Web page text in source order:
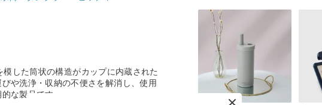
とが多く、飲み物を吸い上げた際に、
す。
した筒状の構造がカップに内蔵された
や洗浄・収納の不便さを解消し、使用
な製品です。